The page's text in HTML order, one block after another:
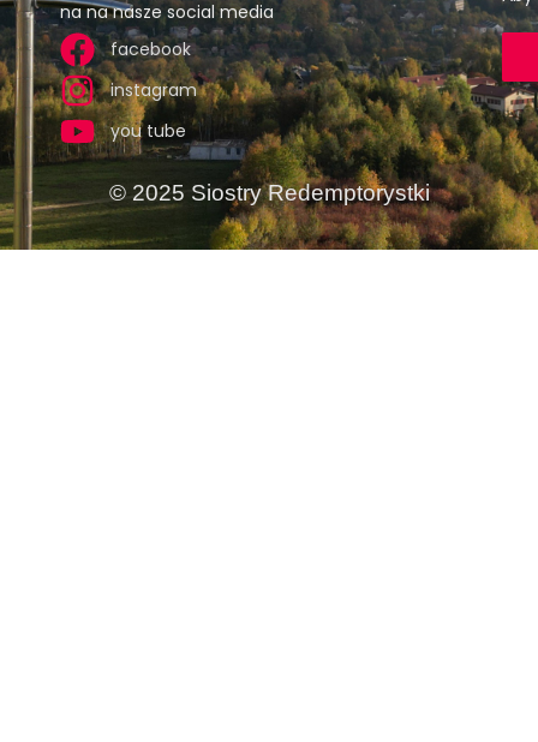
na na nasze social media
facebook
instagram
you tube
© 2025 Siostry Redemptorystki